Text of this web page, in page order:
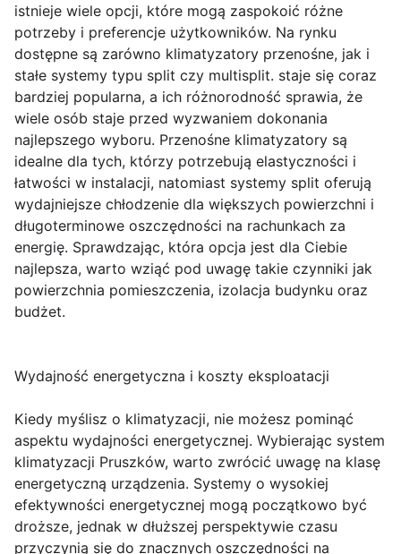
istnieje wiele opcji, które mogą zaspokoić różne
potrzeby i preferencje użytkowników. Na rynku
dostępne są zarówno klimatyzatory przenośne, jak i
stałe systemy typu split czy multisplit. staje się coraz
bardziej popularna, a ich różnorodność sprawia, że
wiele osób staje przed wyzwaniem dokonania
najlepszego wyboru. Przenośne klimatyzatory są
idealne dla tych, którzy potrzebują elastyczności i
łatwości w instalacji, natomiast systemy split oferują
wydajniejsze chłodzenie dla większych powierzchni i
długoterminowe oszczędności na rachunkach za
energię. Sprawdzając, która opcja jest dla Ciebie
najlepsza, warto wziąć pod uwagę takie czynniki jak
powierzchnia pomieszczenia, izolacja budynku oraz
budżet.
Wydajność energetyczna i koszty eksploatacji
Kiedy myślisz o klimatyzacji, nie możesz pominąć
aspektu wydajności energetycznej. Wybierając system
klimatyzacji Pruszków, warto zwrócić uwagę na klasę
energetyczną urządzenia. Systemy o wysokiej
efektywności energetycznej mogą początkowo być
droższe, jednak w dłuższej perspektywie czasu
przyczynią się do znacznych oszczędności na